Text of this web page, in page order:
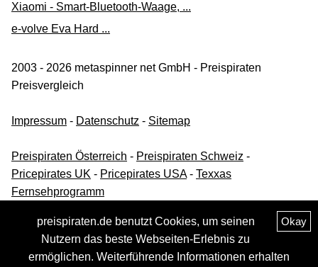
Xiaomi - Smart-Bluetooth-Waage, ...
e-volve Eva Hard ...
2003 - 2026 metaspinner net GmbH - Preispiraten
Preisvergleich
Impressum - Datenschutz - Sitemap
Preispiraten Österreich - Preispiraten Schweiz -
Pricepirates UK - Pricepirates USA- Texxas
Fernsehprogramm
Okay
preispiraten.de benutzt Cookies, um seinen
Nutzern das beste Webseiten-Erlebnis zu
ermöglichen. Weiterführende Informationen erhalten